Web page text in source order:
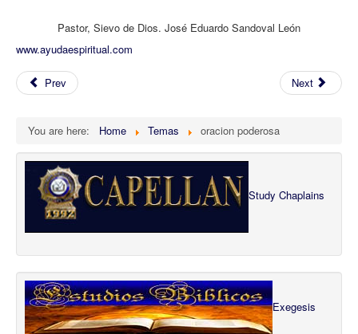
Pastor, Sievo de Dios. José Eduardo Sandoval León
www.ayudaespiritual.com
Prev Next
You are here: Home Temas oracion poderosa
Study Chaplains
Exegesis